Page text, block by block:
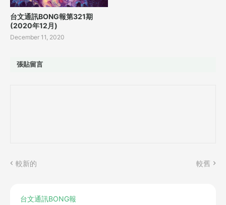
台文通訊BONG報第321期
(2020年12月)
December 11, 2020
張貼留言
較新的 較舊
台文通訊BONG報